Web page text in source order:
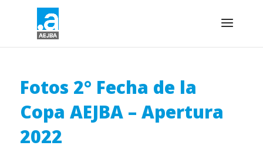
Fotos 2° Fecha de la
Copa AEJBA – Apertura
2022